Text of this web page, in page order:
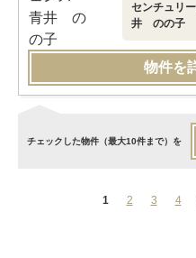
センチュリ
井 のの子
物件を
チェックした物件（最大10件まで）を
1 2 3 4